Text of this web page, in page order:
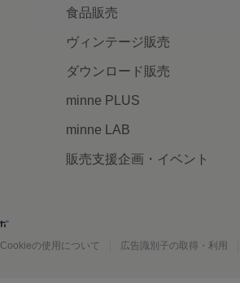
食品販売
ヴィンテージ販売
ダウンロード販売
minne PLUS
minne LAB
販売支援企画・イベント
Cookieの使用について 広告識別子の取得・利用